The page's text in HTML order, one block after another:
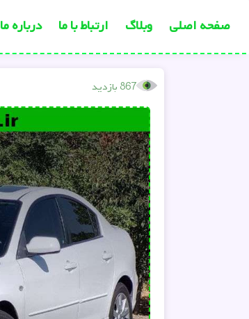
صفحه اصلی وبلاگ ارتباط با ما درباره ما
867 بازدید